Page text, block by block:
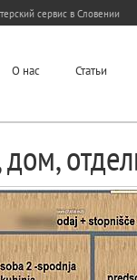
сервис в Словении
О нас Статьи